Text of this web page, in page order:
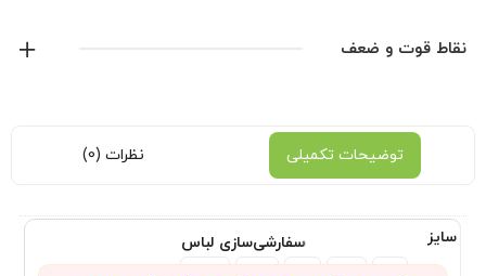
سفارشی‌سازی لباس
پوما
نقاط قوت و ضعف
توضیحات تکمیلی نظرات (0)
سایز